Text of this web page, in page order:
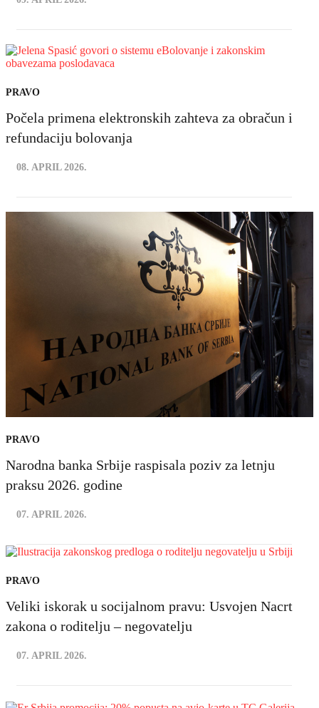
PRAVO
Počela primena elektronskih zahteva za obračun i
refundaciju bolovanja
08. APRIL 2026.
PRAVO
Narodna banka Srbije raspisala poziv za letnju
praksu 2026. godine
07. APRIL 2026.
PRAVO
Veliki iskorak u socijalnom pravu: Usvojen Nacrt
zakona o roditelju – negovatelju
07. APRIL 2026.